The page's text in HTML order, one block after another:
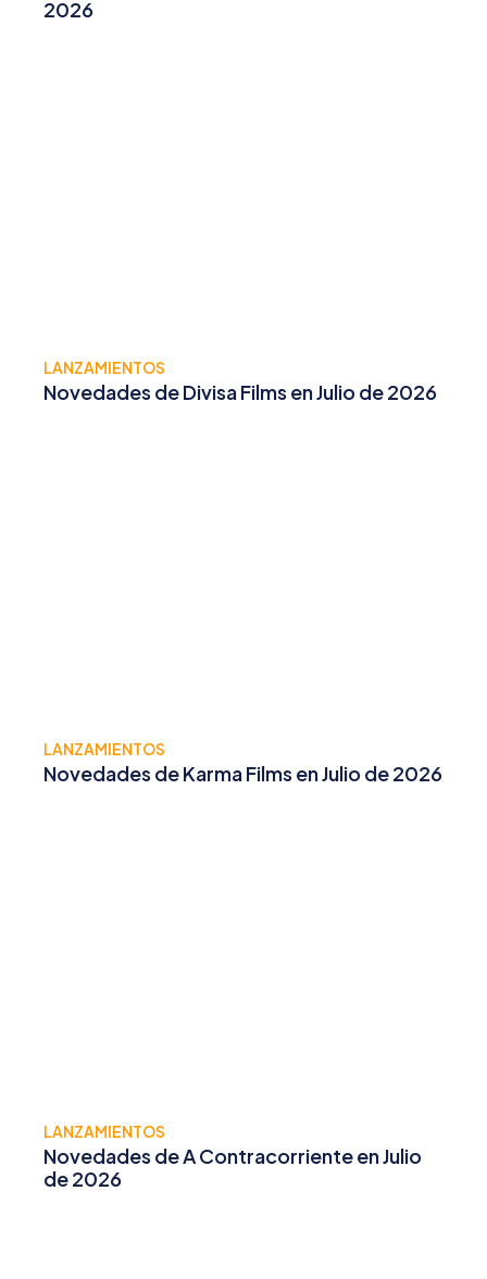
2026
LANZAMIENTOS
Novedades de Divisa Films en Julio de 2026
LANZAMIENTOS
Novedades de Karma Films en Julio de 2026
LANZAMIENTOS
Novedades de A Contracorriente en Julio
de 2026